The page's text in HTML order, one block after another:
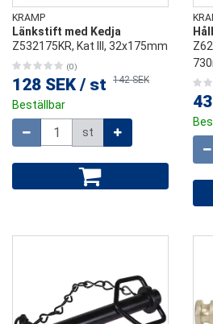
KRAMP
Länkstift med Kedja
Z532175KR, Kat lll, 32x175mm
(0)
128 SEK / st 142 SEK
Beställbar
st